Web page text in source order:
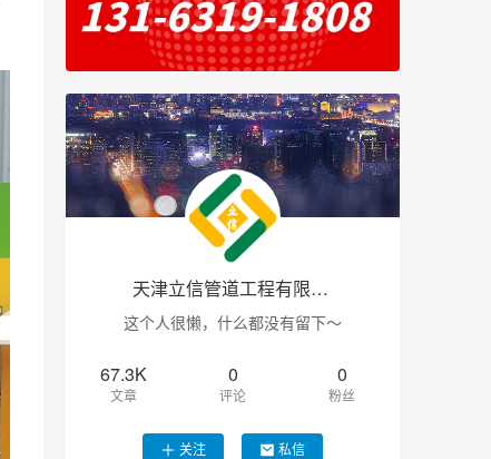
天津立信管道工程有限公司
这个人很懒，什么都没有留下～
67.3K
文章
0
评论
0
粉丝
关注 私信